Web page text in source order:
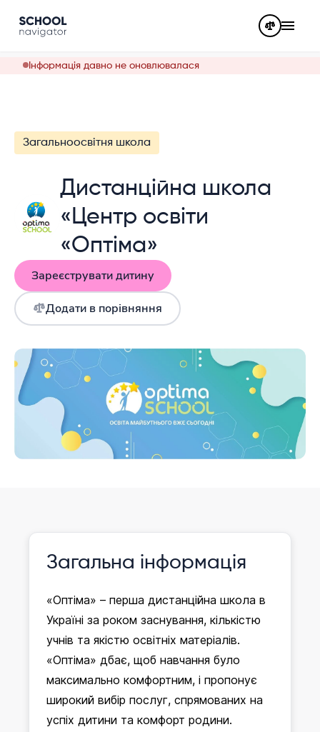
Інформація давно не оновлювалася
Загальноосвітня школа
Дистанційна школа
«Центр освіти
«Оптіма»
Зареєструвати дитину
Додати в порівняння
Зареєструвати
дитину
Загальна інформація
«Оптіма» – перша дистанційна школа в
Україні за роком заснування, кількістю
учнів та якістю освітніх матеріалів.
«Оптіма» дбає, щоб навчання було
максимально комфортним, і пропонує
широкий вибір послуг, спрямованих на
успіх дитини та комфорт родини.